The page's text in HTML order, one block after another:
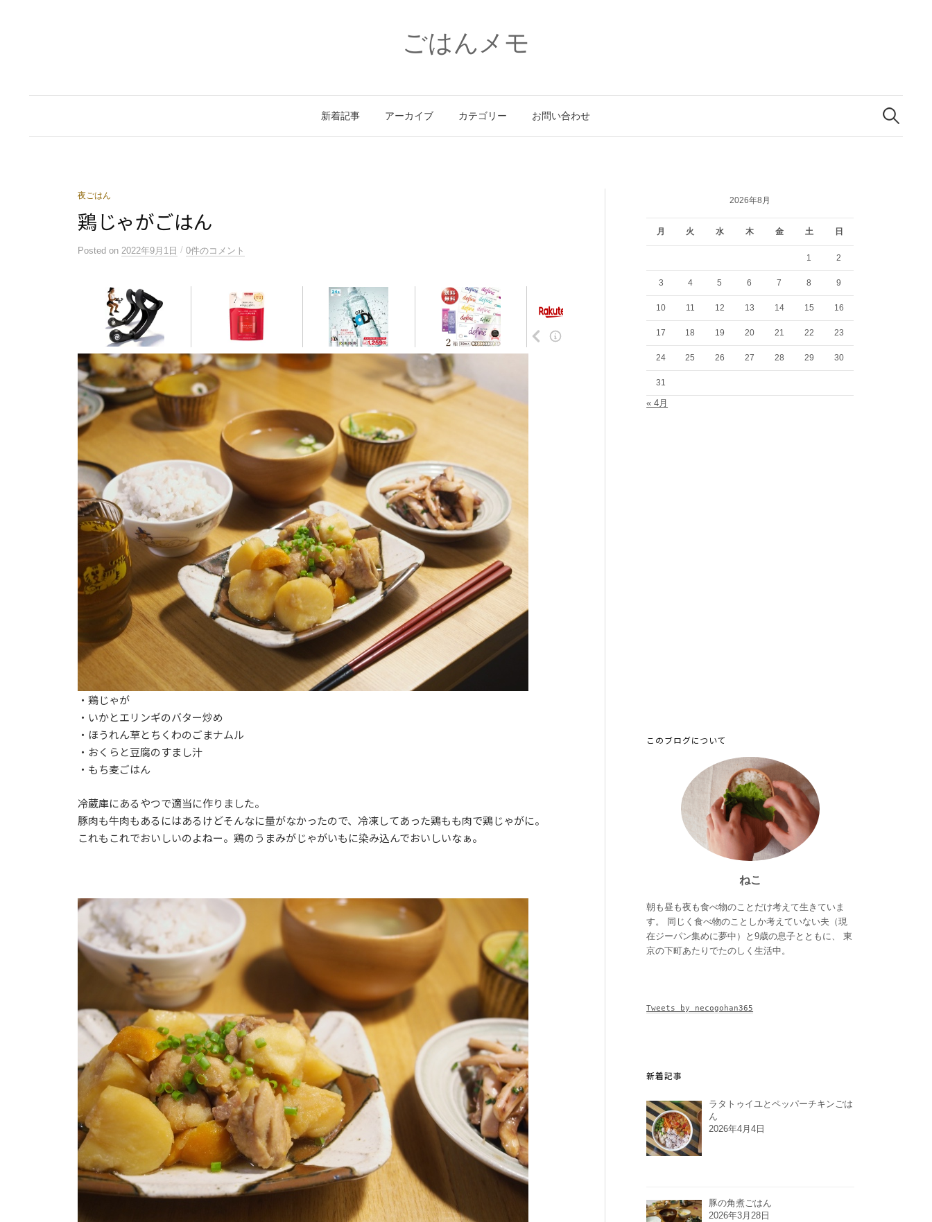
へ
ごはんメモ
新着記事 アーカイブ カテゴリー お問い合わせ
索:
夜ごはん
鶏じゃがごはん
Posted on 2022年9月1日 / 0件のコメント
・鶏じゃが
・いかとエリンギのバター炒め
・ほうれん草とちくわのごまナムル
・おくらと豆腐のすまし汁
・もち麦ごはん
冷蔵庫にあるやつで適当に作りました。
豚肉も牛肉もあるにはあるけどそんなに量がなかったので、冷凍してあった鶏もも肉で鶏じゃがに。
これもこれでおいしいのよねー。鶏のうまみがじゃがいもに染み込んでおいしいなぁ。
2026年8月
月 火 水 木 金 土 日
1 2
3 4 5 6 7 8 9
10 11 12 13 14 15 16
17 18 19 20 21 22 23
24 25 26 27 28 29 30
31
« 4月
このブログについて
ねこ
朝も昼も夜も食べ物のことだけ考えて生きていま
す。 同じく食べ物のことしか考えていない夫（現
在ジーパン集めに夢中）と9歳の息子とともに、 東
京の下町あたりでたのしく生活中。
Tweets by necogohan365
新着記事
ラタトゥイユとペッパーチキンごは
ん
2026年4月4日
豚の角煮ごはん
2026年3月28日